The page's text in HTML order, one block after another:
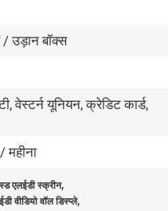
उड़ान बॉक्स
वेस्टर्न यूनियन, क्रेडिट कार्ड,
महीना
एलईडी स्क्रीन,
वीडियो वॉल डिस्प्ले,